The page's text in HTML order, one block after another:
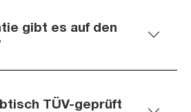
gibt es auf den
TÜV-geprüft